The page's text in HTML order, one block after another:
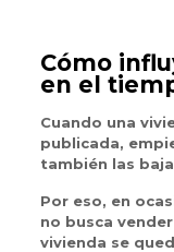
Cómo
en el
Cuando una
publicada,
también las
Por eso, en
no busca
vivienda se